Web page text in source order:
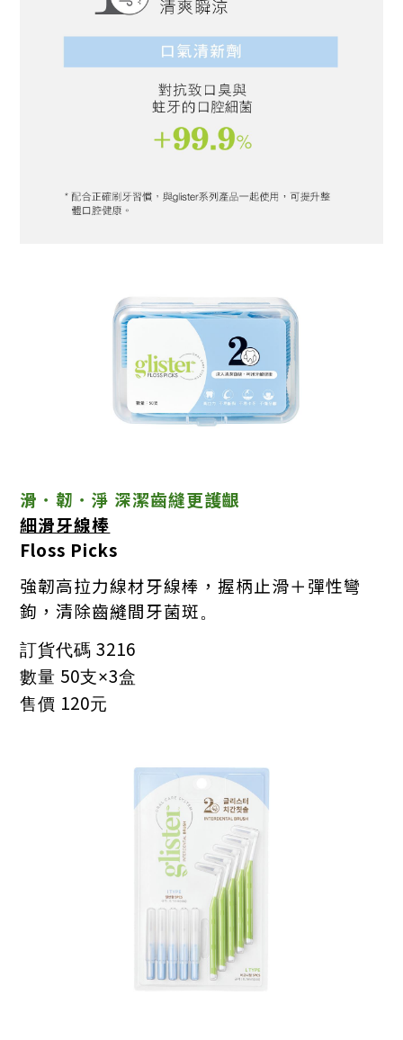
滑．韌．淨 深潔齒縫更護齦
細滑牙線棒
Floss Picks
強韌高拉力線材牙線棒，握柄止滑＋彈性彎
鉤，清除齒縫間牙菌斑。
訂貨代碼 3216
數量 50支×3盒
售價 120元